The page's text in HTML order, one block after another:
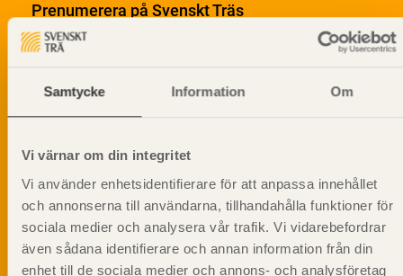
Samtycke Information Om
Vi värnar om din integritet
Vi använder enhetsidentifierare för att anpassa innehållet
och annonserna till användarna, tillhandahålla funktioner för
sociala medier och analysera vår trafik. Vi vidarebefordrar
även sådana identifierare och annan information från din
enhet till de sociala medier och annons- och analysföretag
Prenumerera på Svenskt Träs
informationsutskick!